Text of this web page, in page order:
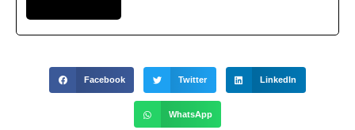
Facebook Twitter LinkedIn
WhatsApp